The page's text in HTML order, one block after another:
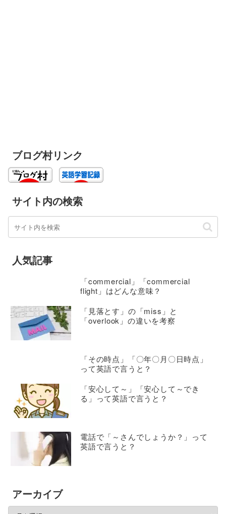
ブログ村リンク
サイト内の検索
人気記事
「commercial」「commercial
flight」はどんな意味？
「見落とす」の「miss」と
「overlook」の違いを考察
「その時点」「〇年〇月〇日時点」
って英語で言うと？
「安心して～」「安心して～でき
る」って英語で言うと？
電話で「～さんでしょうか？」って
英語で言うと？
アーカイブ